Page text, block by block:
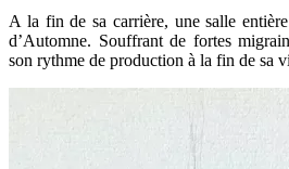
A la fin de sa carrière, une salle
d’Automne. Souffrant de fortes
son rythme de production à la fin de sa